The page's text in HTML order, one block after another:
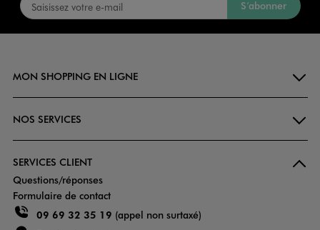
S’abonner
MON SHOPPING EN LIGNE
NOS SERVICES
SERVICES CLIENT
Questions/réponses
Formulaire de contact
09 69 32 35 19 (appel non surtaxé)